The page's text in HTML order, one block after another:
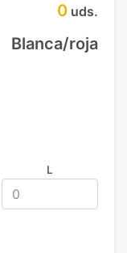
0 uds.
Blanca/roja
L